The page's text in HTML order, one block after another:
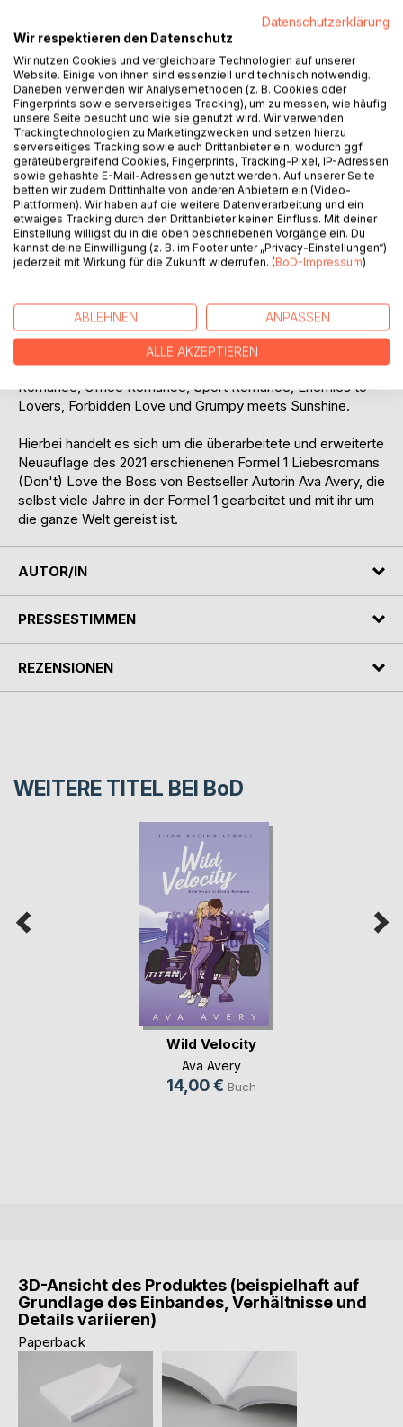
gemacht haben. Als Leiterin der Eventabteilung genießt sie
Ansehen, Respekt und einen Ruf, der ihr vorauseilt. Sie
jettet mit dem Titan Racing Team um den Globus und
arbeitet an den schillerndsten Rennstrecken und den
glamourösesten Orten der Welt. Ihr Leben scheint perfekt,
bis sie ihrem neuen Boss begegnet. Byron King ist
Milliardär, Geschäftsmann und vor allem eins: eine
Herausforderung, die ihr Herz ins Chaos stürzt. Kann es
sein, dass er ein falsches Spiel mit ihr spielt? Oder ist am
Ende vielleicht alles ganz anders, als es auf den ersten
Blick scheint?
Lesermeinung:
Leidenschaft. Eine spicy Sports Romance, die unter die
Haut geht & deinen Körper brennen lässt.«
Ein Must Read für alle Fans von Formel 1 Romance, Boss
Romance, Office Romance, Sport Romance, Enemies to
Lovers, Forbidden Love und Grumpy meets Sunshine.
Hierbei handelt es sich um die überarbeitete und erweiterte
Neuauflage des 2021 erschienenen Formel 1 Liebesromans
(Don't) Love the Boss von Bestseller Autorin Ava Avery, die
selbst viele Jahre in der Formel 1 gearbeitet und mit ihr um
die ganze Welt gereist ist.
AUTOR/IN
PRESSESTIMMEN
REZENSIONEN
WEITERE TITEL BEI BoD
Wild Velocity
Ava Avery
14,00 € Buch
3D-Ansicht des Produktes (beispielhaft auf
Grundlage des Einbandes, Verhältnisse und
Details variieren)
Paperback
Datenschutzerklärung
Wir respektieren den Datenschutz
Wir nutzen Cookies und vergleichbare Technologien auf unserer
Website. Einige von ihnen sind essenziell und technisch notwendig.
Daneben verwenden wir Analysemethoden (z. B. Cookies oder
Fingerprints sowie serverseitiges Tracking), um zu messen, wie häufig
unsere Seite besucht und wie sie genutzt wird. Wir verwenden
Trackingtechnologien zu Marketingzwecken und setzen hierzu
serverseitiges Tracking sowie auch Drittanbieter ein, wodurch ggf.
geräteübergreifend Cookies, Fingerprints, Tracking-Pixel, IP-Adressen
sowie gehashte E-Mail-Adressen genutzt werden. Auf unserer Seite
betten wir zudem Drittinhalte von anderen Anbietern ein (Video-
Plattformen). Wir haben auf die weitere Datenverarbeitung und ein
etwaiges Tracking durch den Drittanbieter keinen Einfluss. Mit deiner
Einstellung willigst du in die oben beschriebenen Vorgänge ein. Du
kannst deine Einwilligung (z. B. im Footer unter „Privacy-Einstellungen“)
jederzeit mit Wirkung für die Zukunft widerrufen. (BoD-Impressum)
ABLEHNEN ANPASSEN
ALLE AKZEPTIEREN